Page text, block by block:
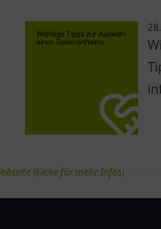
(klicke für mehr Infos)